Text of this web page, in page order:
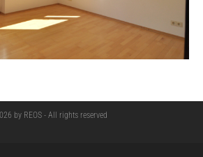
by REOS - All rights reserved